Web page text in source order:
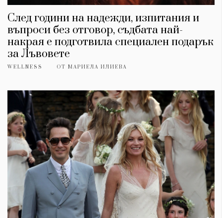
След години на надежди, изпитания и
въпроси без отговор, съдбата най-
накрая е подготвила специален подарък
за Лъвовете
WELLNESS ОТ МАРИЕЛА ИЛИЕВА